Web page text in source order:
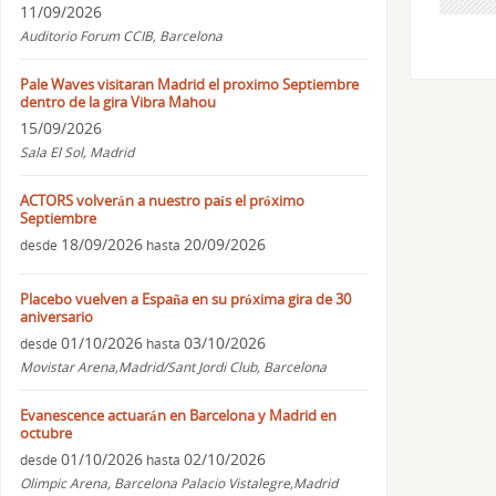
11/09/2026
Auditorio Forum CCIB, Barcelona
Pale Waves visitaran Madrid el proximo Septiembre
dentro de la gira Vibra Mahou
15/09/2026
Sala El Sol, Madrid
ACTORS volverán a nuestro país el próximo
Septiembre
desde 18/09/2026 hasta 20/09/2026
Placebo vuelven a España en su próxima gira de 30
aniversario
desde 01/10/2026 hasta 03/10/2026
Movistar Arena,Madrid/Sant Jordi Club, Barcelona
Evanescence actuarán en Barcelona y Madrid en
octubre
desde 01/10/2026 hasta 02/10/2026
Olimpic Arena, Barcelona Palacio Vistalegre,Madrid